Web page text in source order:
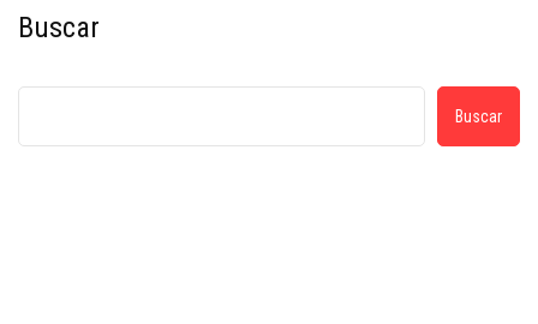
Buscar
Buscar